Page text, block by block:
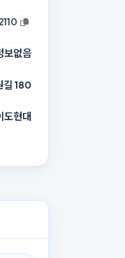
보없음
길 180
도현대